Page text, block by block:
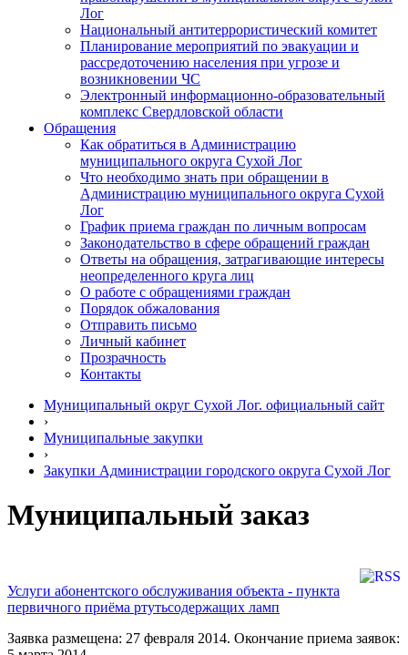
Лог
Национальный антитеррористический комитет
Планирование мероприятий по эвакуации и
рассредоточению населения при угрозе и
возникновении ЧС
Электронный информационно-образовательный
комплекс Свердловской области
Обращения
Как обратиться в Администрацию
муниципального округа Сухой Лог
Что необходимо знать при обращении в
Администрацию муниципального округа Сухой
Лог
График приема граждан по личным вопросам
Законодательство в сфере обращений граждан
Ответы на обращения, затрагивающие интересы
неопределенного круга лиц
О работе с обращениями граждан
Порядок обжалования
Отправить письмо
Личный кабинет
Прозрачность
Контакты
Муниципальный округ Сухой Лог. официальный сайт
›
Муниципальные закупки
›
Закупки Администрации городского округа Сухой Лог
Муниципальный заказ
Услуги абонентского обслуживания объекта - пункта
первичного приёма ртутьсодержащих ламп
Заявка размещена: 27 февраля 2014. Окончание приема заявок: